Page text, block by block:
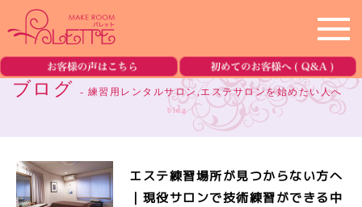
ホーム home
メニュー menu
ブログ - 練習用レンタルサロン,エステサロンを始めたい人へ
blog
エステ練習場所が見つからない方へ
｜現役サロンで技術練習ができる中